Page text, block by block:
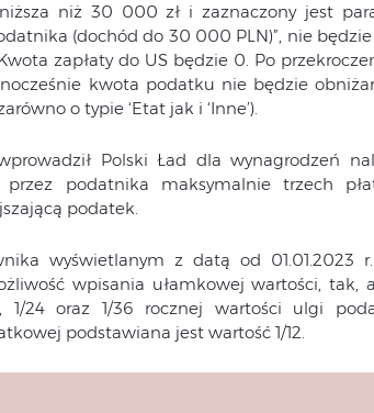
niż 30 000 zł i zaznaczony jest
(dochód do 30 000 PLN)”, nie
zapłaty do US będzie 0. Po
kwota podatku nie będzie
o typie ‘Etat jak i ‘Inne’).
Polski Ład dla wynagrodzeń
przez podatnika maksymalnie trzech
podatek.
wyświetlanym z datą od 01.01.2023
wpisania ułamkowej wartości, tak,
1/24 oraz 1/36 rocznej wartości ulgi
podstawiana jest wartość 1/12.